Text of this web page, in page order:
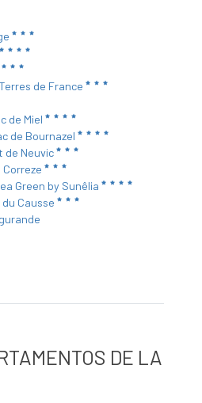
de France
de Miel
de Bournazel
de Neuvic
Correze
Green by Sunêlia
Causse
DE LA